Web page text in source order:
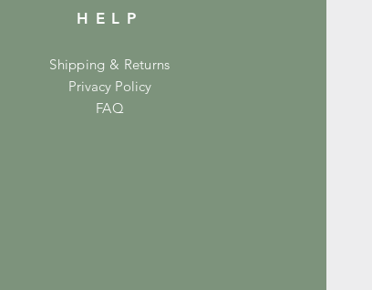
HELP
Shipping & Returns
Privacy Policy
FAQ